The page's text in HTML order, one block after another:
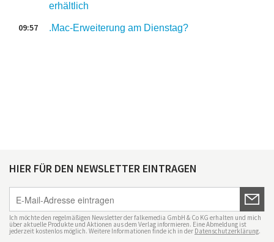
erhältlich
.Mac-Erweiterung am Dienstag?
09:57
HIER FÜR DEN NEWSLETTER EINTRAGEN
Ich möchte den regelmäßigen Newsletter der falkemedia GmbH & Co KG erhalten und mich
über aktuelle Produkte und Aktionen aus dem Verlag informieren. Eine Abmeldung ist
jederzeit kostenlos möglich. Weitere Informationen finde ich in der Datenschutzerklärung.